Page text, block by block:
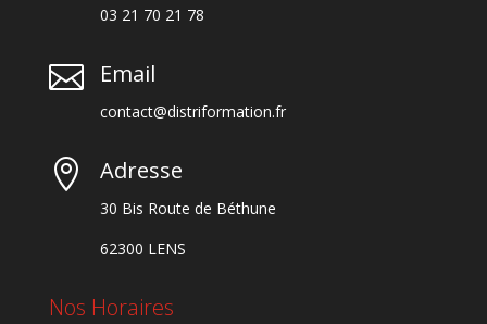
03 21 70 21 78
 Email
contact@distriformation.fr
 Adresse
30 Bis Route de Béthune
62300 LENS
Nos Horaires